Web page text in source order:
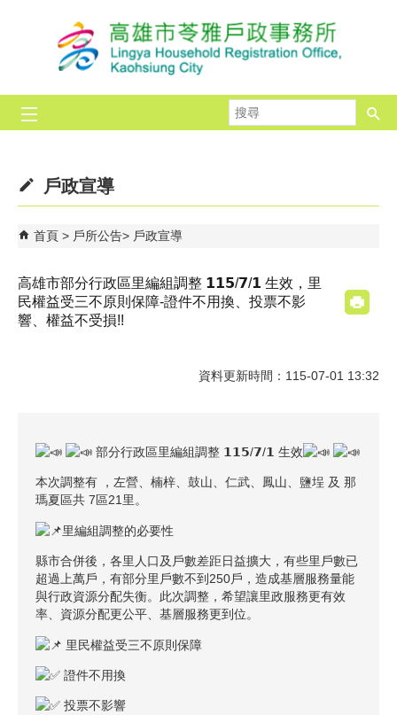
尋
戶政宣導
首頁 戶所公告 戶政宣導
高雄市部分行政區里編組調整 𝟭𝟭𝟱/𝟳/𝟭 生效，里
民權益受三不原則保障-證件不用換、投票不影
響、權益不受損!!
資料更新時間：115-07-01 13:32
部分行政區里編組調整 𝟭𝟭𝟱/𝟳/𝟭 生效
本次調整有 ，左營、楠梓、鼓山、仁武、鳳山、鹽埕 及 那
瑪夏區共 7區21里。
里編組調整的必要性
縣市合併後，各里人口及戶數差距日益擴大，有些里戶數已
超過上萬戶，有部分里戶數不到250戶，造成基層服務量能
與行政資源分配失衡。此次調整，希望讓里政服務更有效
率、資源分配更公平、基層服務更到位。
里民權益受三不原則保障
證件不用換
投票不影響